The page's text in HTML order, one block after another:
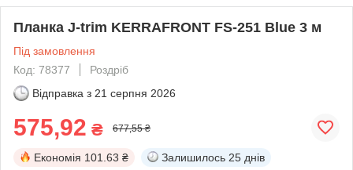
Планка J-trim KERRAFRONT FS-251 Blue 3 м
Під замовлення
Код: 78377
Роздріб
Відправка з 21 серпня 2026
575,92 ₴ 677,55 ₴
Економія 101.63 ₴ Залишилось 25 днів